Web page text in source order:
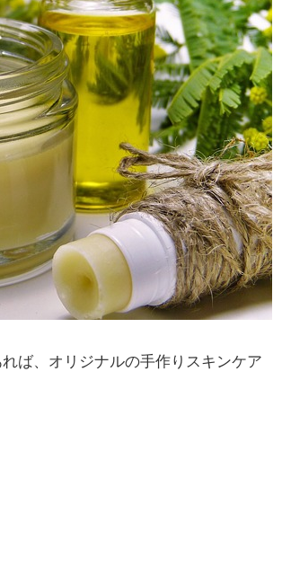
ば、オリジナルの手作りスキンケア